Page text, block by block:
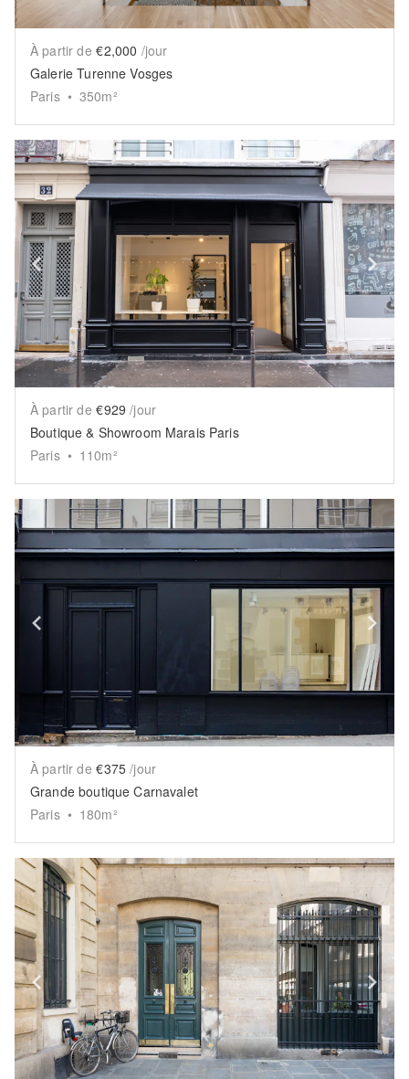
À partir de €2,000 /jour
Galerie Turenne Vosges
Paris • 350m²
Show previous slide
À partir de €929 /jour
Boutique & Showroom Marais Paris
Paris • 110m²
À partir de €375 /jour
Grande boutique Carnavalet
Paris • 180m²
Show previous slide